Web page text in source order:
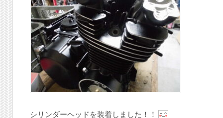
シリンダーヘッドを装着しました！！